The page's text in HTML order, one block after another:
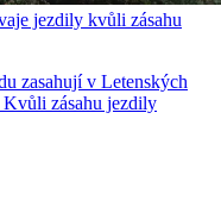
jezdily kvůli zásahu
zasahují v Letenských
Kvůli zásahu jezdily